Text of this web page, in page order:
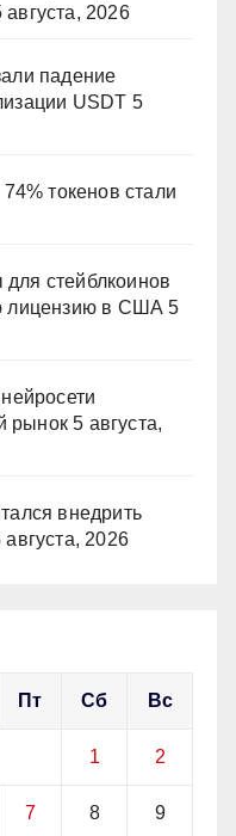
августа, 2026
падение
USDT 5
токенов стали
стейблкоинов
лицензию в США 5
рынок 5 августа,
внедрить
августа, 2026
Пт Сб Вс
1 2
7 8 9